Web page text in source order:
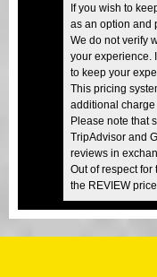
If you wish to
as an option and
We do not verify
your experience.
to keep your
This pricing
additional charge
Please note that
TripAdvisor and
reviews in
Out of respect
the REVIEW